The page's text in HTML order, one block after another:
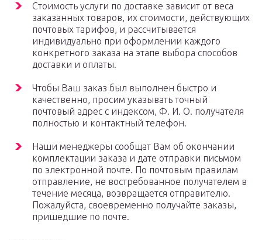
Стоимость услуги по доставке зависит от веса
заказанных товаров, их стоимости, действующих
почтовых тарифов, и рассчитывается
индивидуально при оформлении каждого
конкретного заказа на этапе выбора способов
доставки и оплаты.
Чтобы Ваш заказ был выполнен быстро и
качественно, просим указывать точный
почтовый адрес с индексом, Ф. И. О. получателя
полностью и контактный телефон.
Наши менеджеры сообщат Вам об окончании
комплектации заказа и дате отправки письмом
по электронной почте. По почтовым правилам
отправление, не востребованное получателем в
течение месяца, возвращается отправителю.
Пожалуйста, своевременно получайте заказы,
пришедшие по почте.